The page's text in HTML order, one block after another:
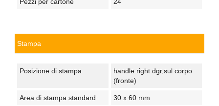
Stampa
Posizione di stampa
handle right dgr,sul corpo
(fronte)
Area di stampa standard 30 x 60 mm